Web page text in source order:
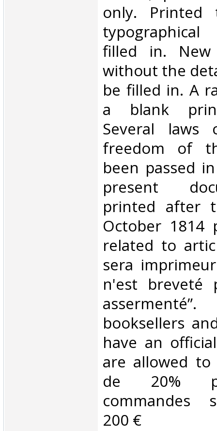
only.
filled in. New
without the
be filled in. A
a blank
Several laws
freedom of
been passed
present
printed after
October 1814
related to
sera
n'est breveté
booksellers
have an
are allowed to
de 20%
commandes
200 €‎